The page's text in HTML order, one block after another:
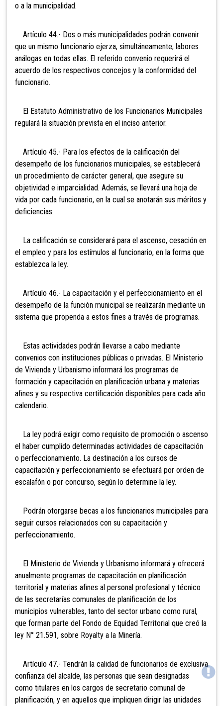
o a la municipalidad.
Artículo 44.- Dos o más municipalidades podrán convenir
que un mismo funcionario ejerza, simultáneamente, labores
análogas en todas ellas. El referido convenio requerirá el
acuerdo de los respectivos concejos y la conformidad del
funcionario.
El Estatuto Administrativo de los Funcionarios Municipales
regulará la situación prevista en el inciso anterior.
Artículo 45.- Para los efectos de la calificación del
desempeño de los funcionarios municipales, se establecerá
un procedimiento de carácter general, que asegure su
objetividad e imparcialidad. Además, se llevará una hoja de
vida por cada funcionario, en la cual se anotarán sus méritos y
deficiencias.
La calificación se considerará para el ascenso, cesación en
el empleo y para los estímulos al funcionario, en la forma que
establezca la ley.
Artículo 46.- La capacitación y el perfeccionamiento en el
desempeño de la función municipal se realizarán mediante un
sistema que propenda a estos fines a través de programas.
Estas actividades podrán llevarse a cabo mediante
convenios con instituciones públicas o privadas. El Ministerio
de Vivienda y Urbanismo informará los programas de
formación y capacitación en planificación urbana y materias
afines y su respectiva certificación disponibles para cada año
calendario.
La ley podrá exigir como requisito de promoción o ascenso
el haber cumplido determinadas actividades de capacitación
o perfeccionamiento. La destinación a los cursos de
capacitación y perfeccionamiento se efectuará por orden de
escalafón o por concurso, según lo determine la ley.
Podrán otorgarse becas a los funcionarios municipales para
seguir cursos relacionados con su capacitación y
perfeccionamiento.
El Ministerio de Vivienda y Urbanismo informará y ofrecerá
anualmente programas de capacitación en planificación
territorial y materias afines al personal profesional y técnico
de las secretarías comunales de planificación de los
municipios vulnerables, tanto del sector urbano como rural,
que forman parte del Fondo de Equidad Territorial que creó la
ley N° 21.591, sobre Royalty a la Minería.
Artículo 47.- Tendrán la calidad de funcionarios de exclusiva
confianza del alcalde, las personas que sean designadas
como titulares en los cargos de secretario comunal de
planificación, y en aquellos que impliquen dirigir las unidades